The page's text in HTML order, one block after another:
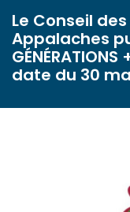
Le Conseil
Appalaches
date du 30